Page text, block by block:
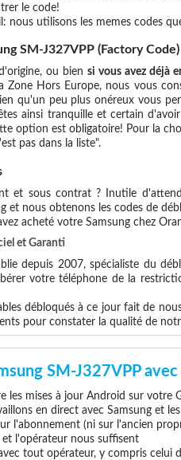
le code!
nous utilisons les memes codes
SM-J327VPP (Factory Code)
ou bien si vous avez déjà
Hors Europe, nous vous
qu'un peu plus onéreux vous
ainsi tranquille et certain
option est obligatoire! Pour la
pas dans la liste".
et sous contrat ? Inutile
et nous obtenons les codes de
acheté votre Samsung chez
et Garanti
depuis 2007, spécialiste du
votre téléphone de la
débloqués à ce jour fait de
pour constater la qualité de
SM-J327VPP
mises à jour Android sur votre
en direct avec Samsung et
l'abonnement (ni sur l'ancien
et l'opérateur nous suffisent
tout opérateur, y compris celui